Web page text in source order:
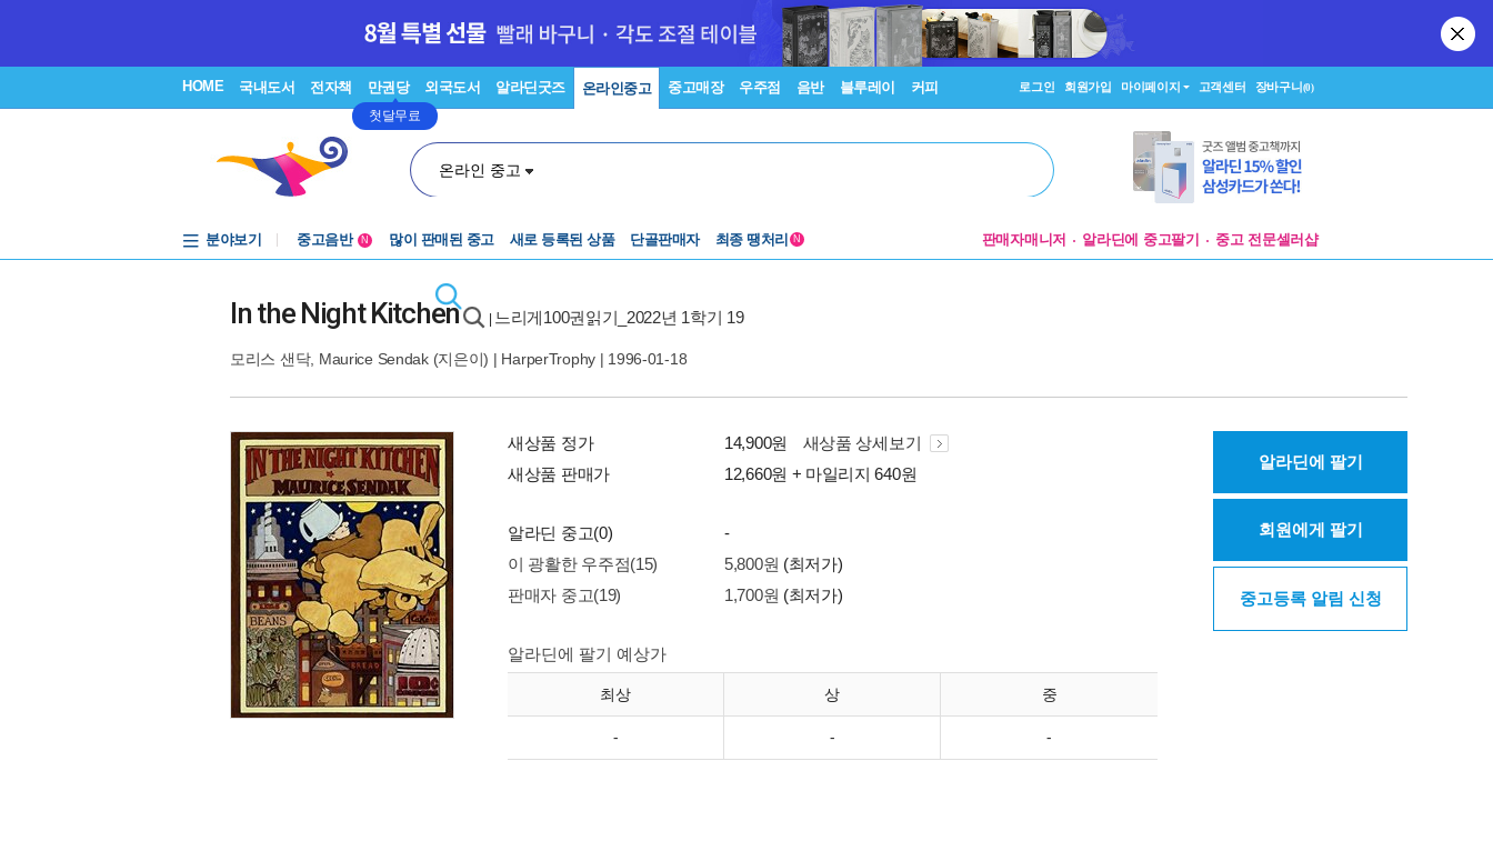
HOME 국내도서 전자책 만권당
첫달무료
외국도서 알라딘굿즈 온라인중고 중고매장 우주점 음반 블루레이 커피 로그인 회원가입 마이페이지 고객센터 장바구니(0)
온라인 중고
분야보기
중고음반
N 많이 판매된 중고 새로 등록된 상품 단골판매자 최종 땡처리 N 판매자매니저 알라딘에 중고팔기 중고 전문셀러샵
In the Night Kitchen 느리게100권읽기_2022년 1학기 19
모리스 샌닥, Maurice Sendak(지은이) | HarperTrophy | 1996-01-18
새상품 정가 14,900원
새상품 상세보기
새상품 판매가
12,660원 + 마일리지 640원
알라딘 중고(0)
-
이 광활한 우주점(15)
5,800원 (최저가)
판매자 중고(19)
1,700원 (최저가)
알라딘에 팔기 예상가
최상 상 중
- - -
알라딘에 팔기
회원에게 팔기
중고등록 알림 신청